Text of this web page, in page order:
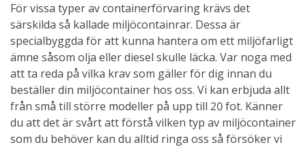
För vissa typer av containerförvaring krävs det
särskilda så kallade miljöcontainrar. Dessa är
specialbyggda för att kunna hantera om ett miljöfarligt
ämne såsom olja eller diesel skulle läcka. Var noga med
att ta reda på vilka krav som gäller för dig innan du
beställer din miljöcontainer hos oss. Vi kan erbjuda allt
från små till större modeller på upp till 20 fot. Känner
du att det är svårt att förstå vilken typ av miljöcontainer
som du behöver kan du alltid ringa oss så försöker vi